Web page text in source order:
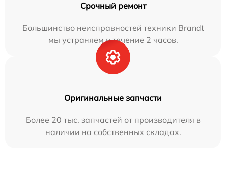
Срочный ремонт
Большинство неисправностей техники Brandt
мы устраняем в течение 2 часов.
Оригинальные запчасти
Более 20 тыс. запчастей от производителя в
наличии на собственных складах.